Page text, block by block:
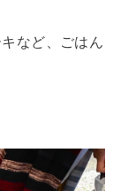
など、ごはん